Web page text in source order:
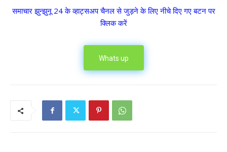
समाचार झुन्झुनू 24 के व्हाट्सअप चैनल से जुड़ने के लिए नीचे दिए गए बटन पर
क्लिक करें
Whats up